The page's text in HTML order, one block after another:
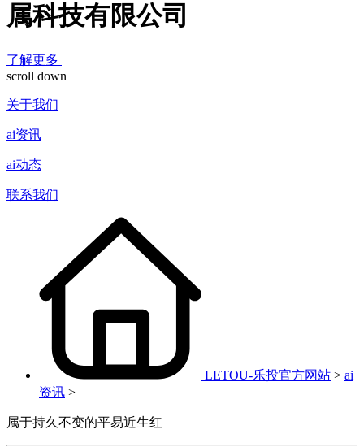
属科技有限公司
了解更多
scroll down
关于我们
ai资讯
ai动态
联系我们
LETOU-乐投官方网站 > ai
资讯 >
属于持久不变的平易近生红